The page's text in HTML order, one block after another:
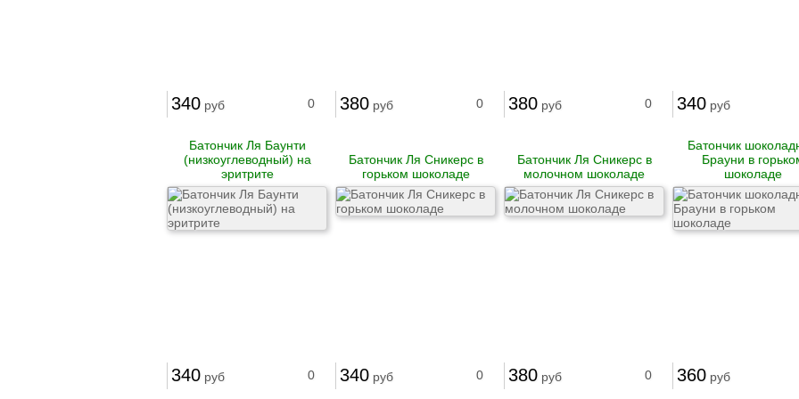
Рыба холодного
копчения
пресервы
Рыбные
полуфабрикаты
Морепродукты
Охлажденная рыба
Рыба вяленая
Мясные деликатесы
Закуски
340 руб 0 380 руб 0 380 руб 0 340 руб
Батончик Ля Баунти
(низкоуглеводный) на
эритрите
340 руб 0
Батончик Ля Сникерс в
горьком шоколаде
340 руб 0
Батончик Ля Сникерс в
молочном шоколаде
380 руб 0
Батончик
Брауни в
шоколаде
360 руб